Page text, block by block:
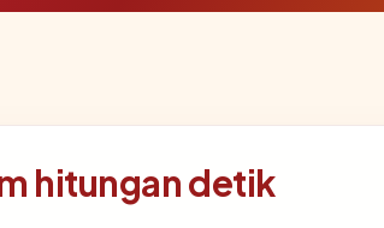
hitungan detik